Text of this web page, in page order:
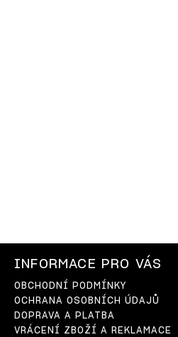
INFORMACE PRO VÁS
OBCHODNÍ PODMÍNKY
OCHRANA OSOBNÍCH ÚDAJŮ
DOPRAVA A PLATBA
VRÁCENÍ ZBOŽÍ A REKLAMACE